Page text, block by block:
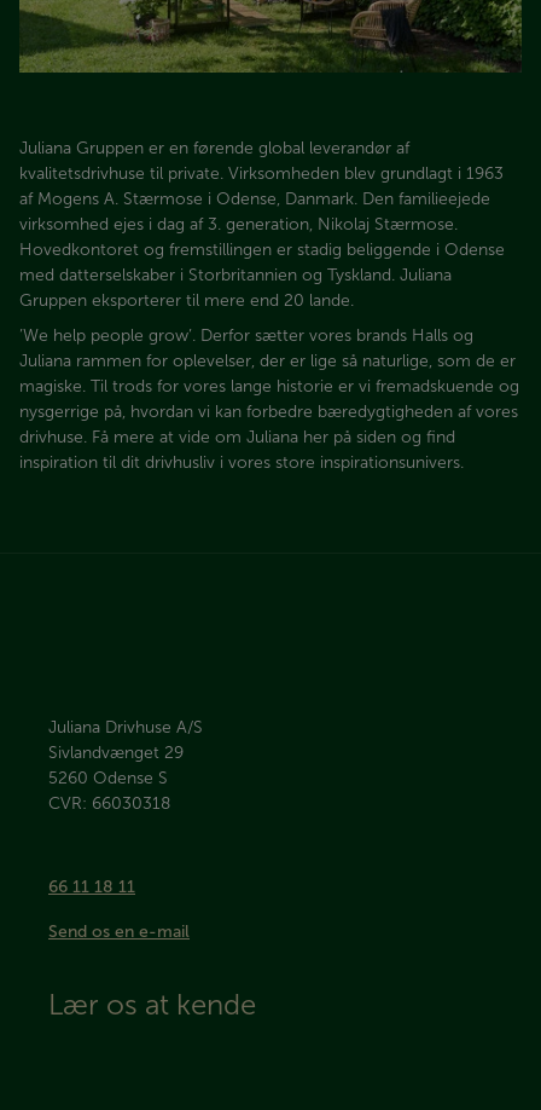
Juliana Gruppen er en førende global leverandør af
kvalitetsdrivhuse til private. Virksomheden blev grundlagt i 1963
af Mogens A. Stærmose i Odense, Danmark. Den familieejede
virksomhed ejes i dag af 3. generation, Nikolaj Stærmose.
Hovedkontoret og fremstillingen er stadig beliggende i Odense
med datterselskaber i Storbritannien og Tyskland. Juliana
Gruppen eksporterer til mere end 20 lande.
’We help people grow’. Derfor sætter vores brands Halls og
Juliana rammen for oplevelser, der er lige så naturlige, som de er
magiske. Til trods for vores lange historie er vi fremadskuende og
nysgerrige på, hvordan vi kan forbedre bæredygtigheden af vores
drivhuse. Få mere at vide om Juliana her på siden og find
inspiration til dit drivhusliv i vores store inspirationsunivers.
Juliana Drivhuse A/S
Sivlandvænget 29
5260 Odense S
CVR: 66030318
66 11 18 11
Send os en e-mail
Lær os at kende